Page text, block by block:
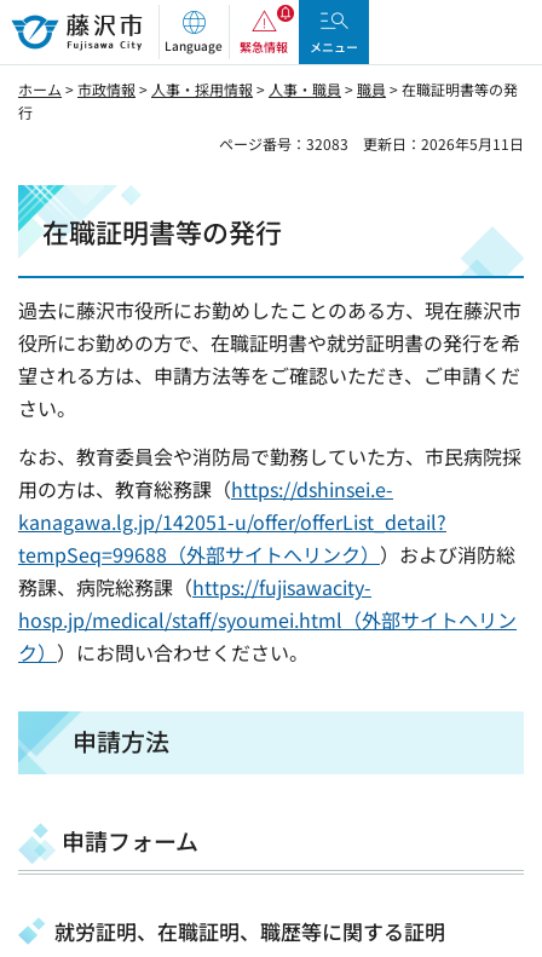
藤沢市
Language 緊急情報 メニュー
ホーム >市政情報 > 人事・採用情報 > 人事・職員 >職員 > 在職証明書等の発
行
ページ番号：32083
更新日：2026年5月11日
在職証明書等の発行
過去に藤沢市役所にお勤めしたことのある方、現在藤沢市
役所にお勤めの方で、在職証明書や就労証明書の発行を希
望される方は、申請方法等をご確認いただき、ご申請くだ
さい。
なお、教育委員会や消防局で勤務していた方、市民病院採
用の方は、教育総務課（https://dshinsei.e-
kanagawa.lg.jp/142051-u/offer/offerList_detail?
tempSeq=99688（外部サイトへリンク） ）および消防総
務課、病院総務課（https://fujisawacity-
hosp.jp/medical/staff/syoumei.html（外部サイトへリン
ク） ）にお問い合わせください。
申請方法
申請フォーム
就労証明、在職証明、職歴等に関する証明